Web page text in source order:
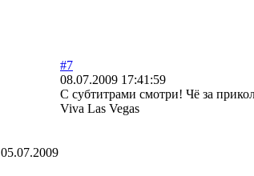
05.07.2009
#7
08.07.2009 17:41:59
С субтитрами смотри! Чё за
Viva Las Vegas